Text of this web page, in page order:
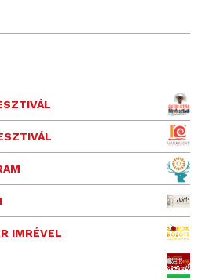
IMRÉVEL